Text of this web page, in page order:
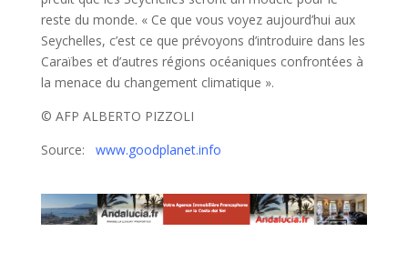
reste du monde. « Ce que vous voyez aujourd’hui aux
Seychelles, c’est ce que prévoyons d’introduire dans les
Caraïbes et d’autres régions océaniques confrontées à
la menace du changement climatique ».
© AFP ALBERTO PIZZOLI
Source: www.goodplanet.info